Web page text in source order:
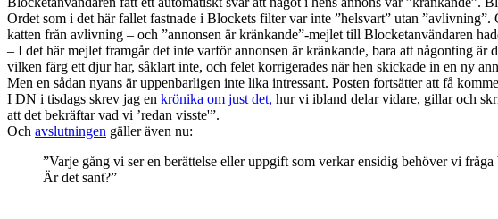
Ordet som i det här fallet fastnade i Blockets filter var inte ”helsvart” utan
katten från avlivning – och ”annonsen är kränkande”-mejlet till Blocketanvändaren
– I det här mejlet framgår det inte varför annonsen är kränkande, bara att någonting
vilken färg ett djur har, såklart inte, och felet korrigerades när hen skickade in en ny
Men en sådan nyans är uppenbarligen inte lika intressant. Posten fortsätter att få
I DN i tisdags skrev jag en krönika om just det, hur vi ibland delar vidare, gillar och
att det bekräftar vad vi ’redan visste'”.
Och avslutningen gäller även nu:
”Varje gång vi ser en berättelse eller uppgift som verkar ensidig behöver vi
Är det sant?”